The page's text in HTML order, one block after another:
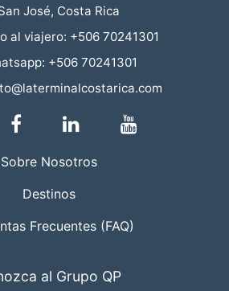
José, Costa Rica
al viajero: +506 70241301
+506 70241301
Sobre Nosotros
Destinos
Frecuentes (FAQ)
al Grupo QP